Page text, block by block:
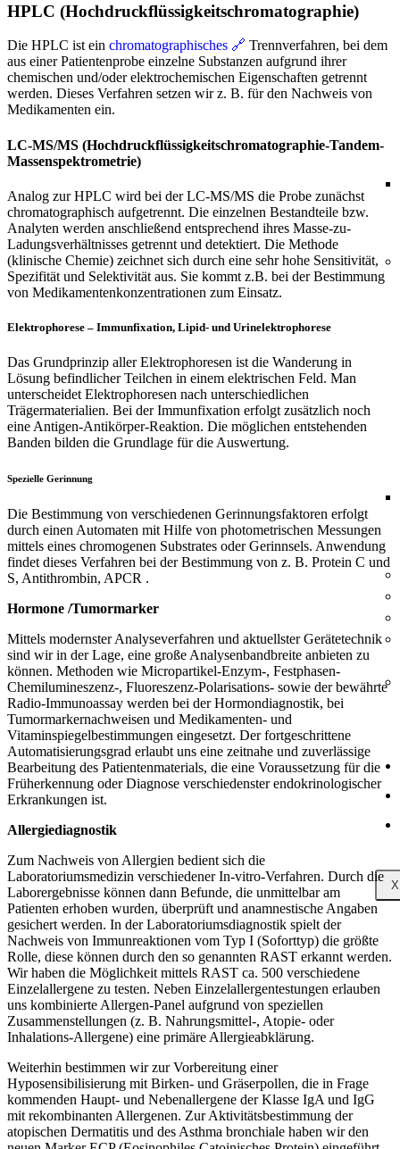
X
HPLC (Hochdruckflüssigkeitschromatographie)
Die HPLC ist ein chromatographisches 🔗 Trennverfahren, bei dem
aus einer Patientenprobe einzelne Substanzen aufgrund ihrer
chemischen und/oder elektrochemischen Eigenschaften getrennt
werden. Dieses Verfahren setzen wir z. B. für den Nachweis von
Medikamenten ein.
LC-MS/MS (Hochdruckflüssigkeitschromatographie-Tandem-
Massenspektrometrie)
Analog zur HPLC wird bei der LC-MS/MS die Probe zunächst
chromatographisch aufgetrennt. Die einzelnen Bestandteile bzw.
Analyten werden anschließend entsprechend ihres Masse-zu-
Ladungsverhältnisses getrennt und detektiert. Die Methode
(klinische Chemie) zeichnet sich durch eine sehr hohe Sensitivität,
Spezifität und Selektivität aus. Sie kommt z.B. bei der Bestimmung
von Medikamentenkonzentrationen zum Einsatz.
Elektrophorese – Immunfixation, Lipid- und Urinelektrophorese
Das Grundprinzip aller Elektrophoresen ist die Wanderung in
Lösung befindlicher Teilchen in einem elektrischen Feld. Man
unterscheidet Elektrophoresen nach unterschiedlichen
Trägermaterialien. Bei der Immunfixation erfolgt zusätzlich noch
eine Antigen-Antikörper-Reaktion. Die möglichen entstehenden
Banden bilden die Grundlage für die Auswertung.
Spezielle Gerinnung
Die Bestimmung von verschiedenen Gerinnungsfaktoren erfolgt
durch einen Automaten mit Hilfe von photometrischen Messungen
mittels eines chromogenen Substrates oder Gerinnsels. Anwendung
findet dieses Verfahren bei der Bestimmung von z. B. Protein C und
S, Antithrombin, APCR .
Hormone /Tumormarker
Mittels modernster Analyseverfahren und aktuellster Gerätetechnik
sind wir in der Lage, eine große Analysenbandbreite anbieten zu
können. Methoden wie Micropartikel-Enzym-, Festphasen-
Chemilumineszenz-, Fluoreszenz-Polarisations- sowie der bewährte
Radio-Immunoassay werden bei der Hormondiagnostik, bei
Tumormarkernachweisen und Medikamenten- und
Vitaminspiegelbestimmungen eingesetzt. Der fortgeschrittene
Automatisierungsgrad erlaubt uns eine zeitnahe und zuverlässige
Bearbeitung des Patientenmaterials, die eine Voraussetzung für die
Früherkennung oder Diagnose verschiedenster endokrinologischer
Erkrankungen ist.
Allergiediagnostik
Zum Nachweis von Allergien bedient sich die
Laboratoriumsmedizin verschiedener In-vitro-Verfahren. Durch die
Laborergebnisse können dann Befunde, die unmittelbar am
Patienten erhoben wurden, überprüft und anamnestische Angaben
gesichert werden. In der Laboratoriumsdiagnostik spielt der
Nachweis von Immunreaktionen vom Typ I (Soforttyp) die größte
Rolle, diese können durch den so genannten RAST erkannt werden.
Wir haben die Möglichkeit mittels RAST ca. 500 verschiedene
Einzelallergene zu testen. Neben Einzelallergentestungen erlauben
uns kombinierte Allergen-Panel aufgrund von speziellen
Zusammenstellungen (z. B. Nahrungsmittel-, Atopie- oder
Inhalations-Allergene) eine primäre Allergieabklärung.
Weiterhin bestimmen wir zur Vorbereitung einer
Hyposensibilisierung mit Birken- und Gräserpollen, die in Frage
kommenden Haupt- und Nebenallergene der Klasse IgA und IgG
mit rekombinanten Allergenen. Zur Aktivitätsbestimmung der
atopischen Dermatitis und des Asthma bronchiale haben wir den